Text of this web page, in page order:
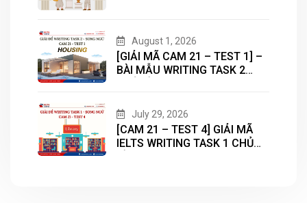
August 1, 2026
[GIẢI MÃ CAM 21 – TEST 1] –
BÀI MẪU WRITING TASK 2
July 29, 2026
[CAM 21 – TEST 4] GIẢI MÃ
IELTS WRITING TASK 1 CHỦ